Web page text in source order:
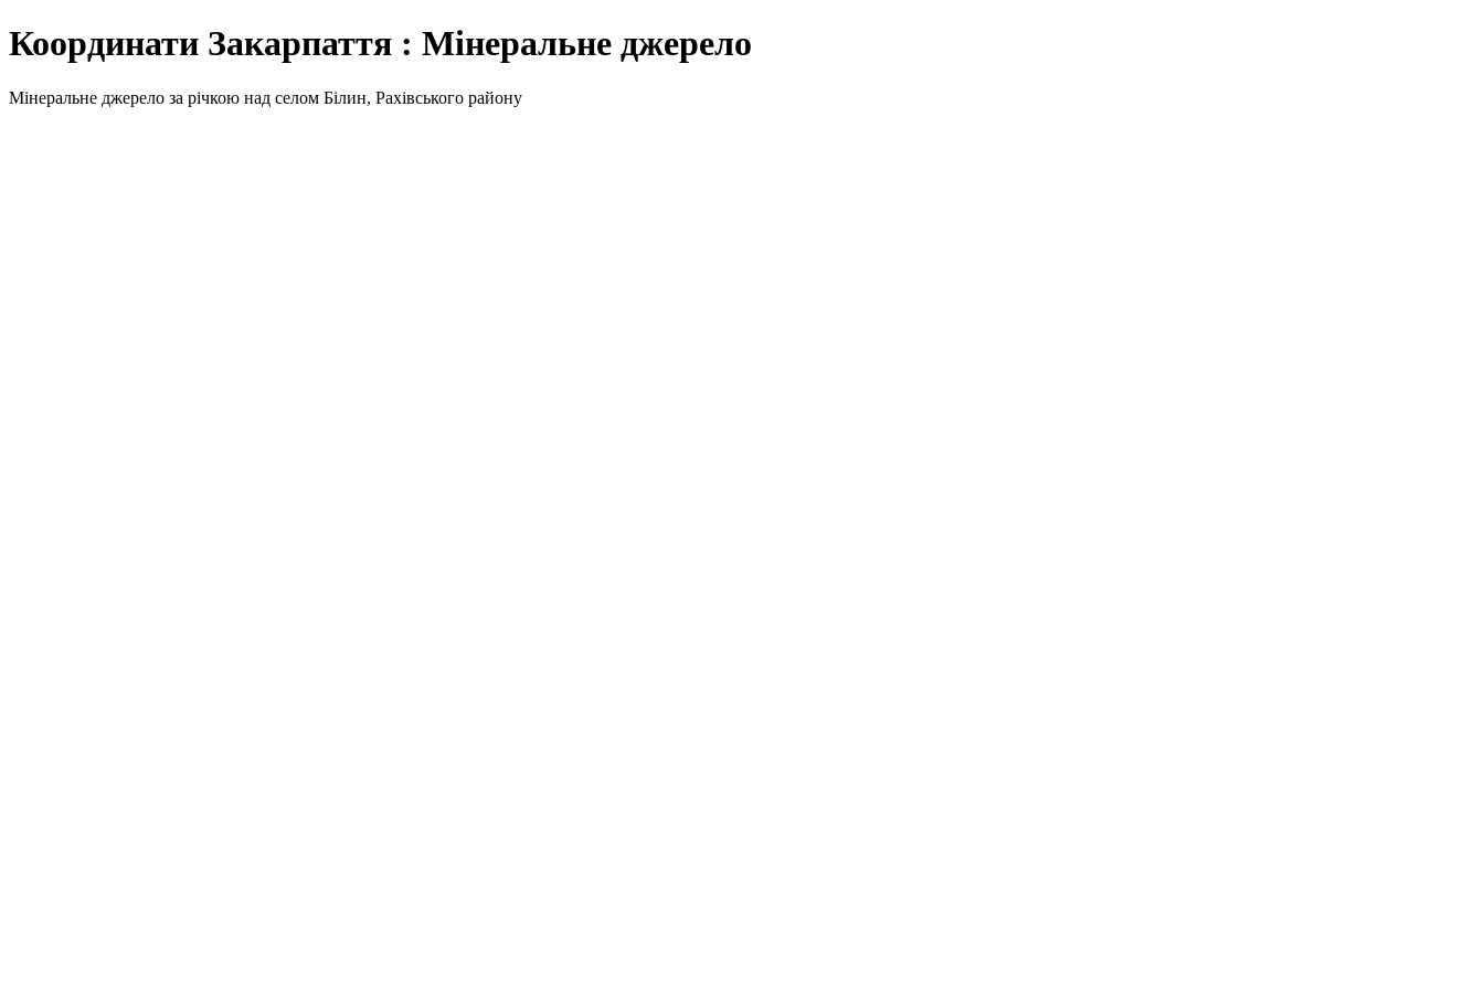
Координати Закарпаття : Мінеральне джерело
Мінеральне джерело за річкою над селом Білин, Рахівського району